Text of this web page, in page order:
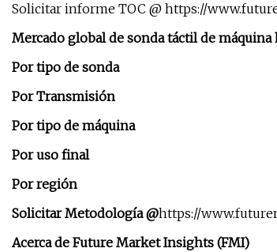
Solicitar informe TOC @ https://
Mercado global de sonda táctil de
Por tipo de sonda
Por Transmisión
Por tipo de máquina
Por uso final
Por región
Solicitar Metodología @https://
Acerca de Future Market Insights (FMI)